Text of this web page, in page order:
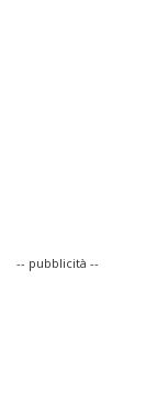
-- pubblicità --